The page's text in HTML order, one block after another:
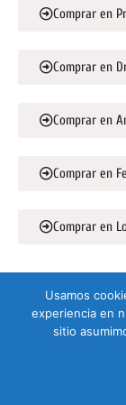
Comprar en
Comprar en
Comprar en
Comprar en
Comprar en
Crema
solar mineral
extiende bien,
El filtro solar
amplio
Usamos
experiencia en
sitio